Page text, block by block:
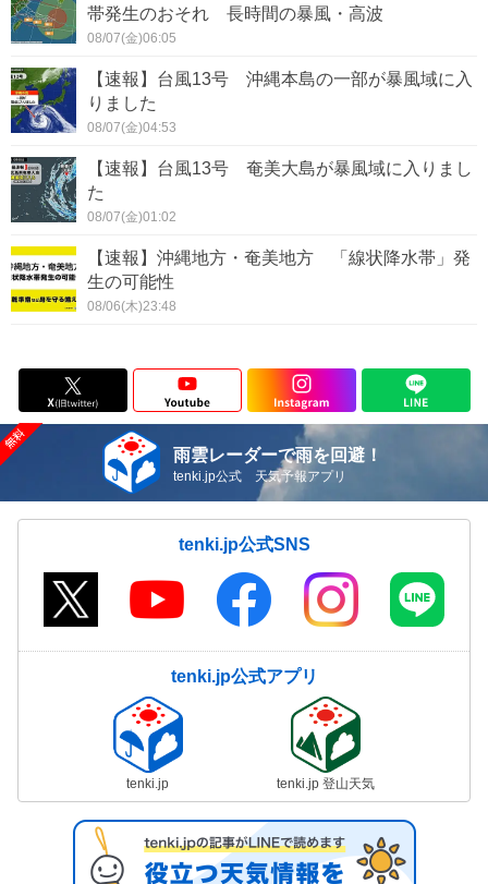
帯発生のおそれ 長時間の暴風・高波
08/07(金)06:05
【速報】台風13号 沖縄本島の一部が暴風域に入
りました
08/07(金)04:53
【速報】台風13号 奄美大島が暴風域に入りまし
た
08/07(金)01:02
【速報】沖縄地方・奄美地方 「線状降水帯」発
生の可能性
08/06(木)23:48
雨雲レーダーで雨を回避！
tenki.jp公式 天気予報アプリ
tenki.jp公式SNS
tenki.jp公式アプリ
tenki.jp tenki.jp 登山天気